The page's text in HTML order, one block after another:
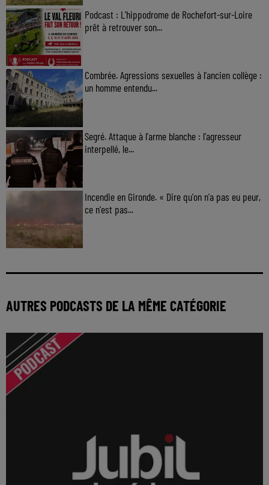
Podcast : L’hippodrome de Rochefort-sur-Loire
prêt à retrouver son...
Combrée. Agressions sexuelles à l'ancien collège :
un homme entendu...
Segré. Attaque à l'arme blanche : l'agresseur
interpellé, le...
Incendie en Gironde. « Dire qu'on n'a pas eu peur,
ce n'est pas...
AUTRES PODCASTS DE LA MÊME CATÉGORIE